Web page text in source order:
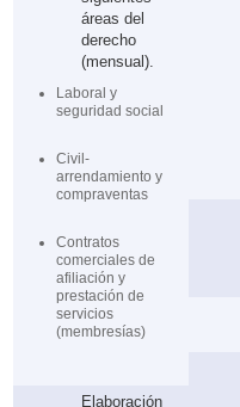
áreas del
derecho
(mensual).
Laboral y
seguridad social
Civil-
arrendamiento y
compraventas
Contratos
comerciales de
afiliación y
prestación de
servicios
(membresías)
Elaboración